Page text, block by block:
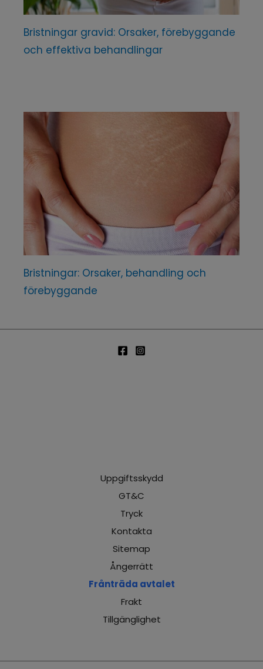
Bristningar gravid: Orsaker, förebyggande
och effektiva behandlingar
Bristningar: Orsaker, behandling och
förebyggande
Uppgiftsskydd
GT&C
Tryck
Kontakta
Sitemap
Ångerrätt
Frånträda avtalet
Frakt
Tillgänglighet